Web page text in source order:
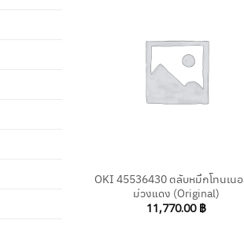
OKI 45536430 ตลับหมึกโทนเน
ม่วงแดง (Original)
11,770.00 ฿